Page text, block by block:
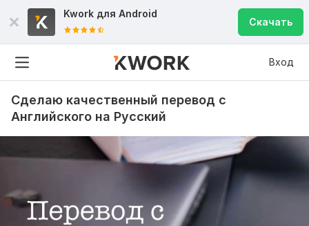
Kwork для Android
Скачать
Вход
Сделаю качественный перевод с
Английского на Русский